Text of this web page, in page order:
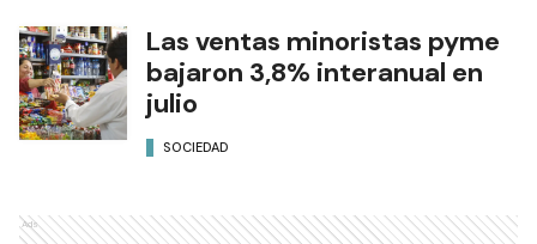
Las ventas minoristas pyme
bajaron 3,8% interanual en
julio
SOCIEDAD
Ads